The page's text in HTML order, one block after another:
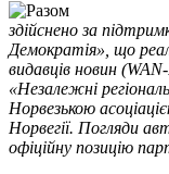
здійснено за
Демократія», що
видавців новин
«Незалежні
Норвезькою
Норвегії. Погляди
офіційну позицію